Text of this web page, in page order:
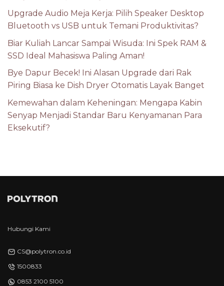
Upgrade Audio Meja Kerja: Pilih Speaker Desktop
Bluetooth vs USB untuk Temani Produktivitas?
Biar Kuliah Lancar Sampai Wisuda: Ini Spek RAM &
SSD Ideal Mahasiswa Paling Aman!
Bye Dapur Becek! Ini Alasan Upgrade dari Rak
Piring Biasa ke Dish Dryer Otomatis Layak Banget
Kemewahan dalam Keheningan: Mengapa Kabin
Senyap Menjadi Standar Baru Kenyamanan Para
Eksekutif?
Hubungi Kami
CS@polytron.co.id
1500833
0853 2100 5100